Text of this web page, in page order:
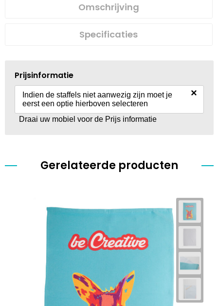
Omschrijving
Specificaties
Prijsinformatie
Indien de staffels niet aanwezig zijn moet je
eerst een optie hierboven selecteren
×
Draai uw mobiel voor de Prijs informatie
Gerelateerde producten